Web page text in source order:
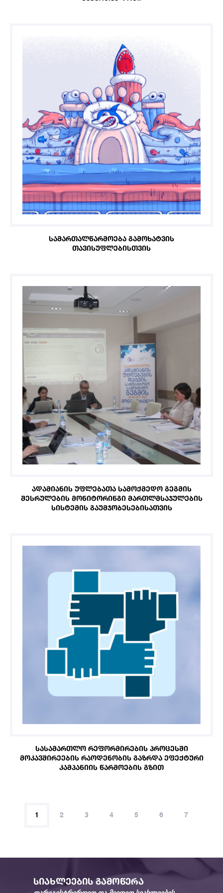
ᲡᲐᲛᲐᲠᲗᲐᲚᲬᲐᲠᲛᲝᲔᲑᲐ ᲒᲐᲛᲝᲮᲐᲢᲕᲘᲡ
ᲗᲐᲕᲘᲡᲣᲤᲚᲔᲑᲘᲡᲗᲕᲘᲡ
ᲐᲓᲐᲛᲘᲐᲜᲘᲡ ᲣᲤᲚᲔᲑᲐᲗᲐ ᲡᲐᲛᲝᲥᲛᲔᲓᲝ ᲒᲔᲒᲛᲘᲡ
ᲨᲔᲡᲠᲣᲚᲔᲑᲘᲡ ᲛᲝᲜᲘᲢᲝᲠᲘᲜᲒᲘ ᲛᲐᲠᲗᲚᲛᲡᲐᲯᲣᲚᲔᲑᲘᲡ
ᲡᲘᲡᲢᲔᲛᲘᲡ ᲒᲐᲣᲛᲯᲝᲑᲔᲡᲔᲑᲘᲡᲐᲗᲕᲘᲡ
ᲡᲐᲡᲐᲛᲐᲠᲗᲚᲝ ᲠᲔᲤᲝᲠᲛᲘᲠᲔᲑᲘᲡ ᲞᲠᲝᲪᲔᲡᲨᲘ
ᲛᲝᲙᲐᲕᲨᲘᲠᲔᲔᲑᲘᲡ ᲠᲐᲝᲓᲔᲜᲝᲑᲘᲡ ᲒᲐᲖᲠᲓᲐ ᲔᲤᲔᲥᲢᲣᲠᲘ
ᲙᲐᲛᲞᲐᲜᲘᲘᲡ ᲬᲐᲠᲛᲝᲔᲑᲘᲡ ᲒᲖᲘᲗ
1 2 3 4 5 6 7
ᲡᲘᲐᲮᲚᲔᲔᲑᲘᲡ ᲒᲐᲛᲝᲬᲔᲠᲐ